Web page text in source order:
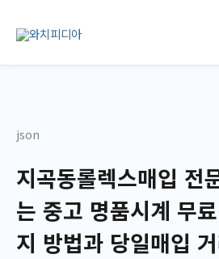
로
json
지곡동롤렉스매입 전
는 중고 명품시계 무
지 방법과 당일매입